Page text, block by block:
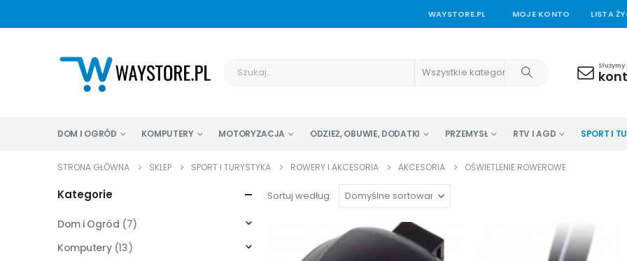
WAYSTORE.PL MOJE KONTO LISTA
Wszystkie kategorie
DOM I OGRÓD KOMPUTERY MOTORYZACJA ODZIEŻ, OBUWIE, DODATKI PRZEMYSŁ RTV I AGD SPORT I
STRONA GŁÓWNA SKLEP SPORT I TURYSTYKA ROWERY I AKCESORIA AKCESORIA OŚWIETLENIE ROWEROWE
Sortuj według:
Kategorie
Dom i Ogród (7)
Komputery (13)